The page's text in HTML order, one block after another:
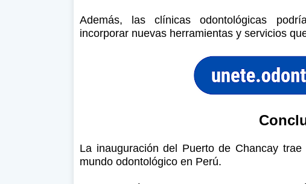
Además, las clínicas odontológicas
incorporar nuevas herramientas y servicios
La inauguración del Puerto de Chancay
mundo odontológico en Perú.